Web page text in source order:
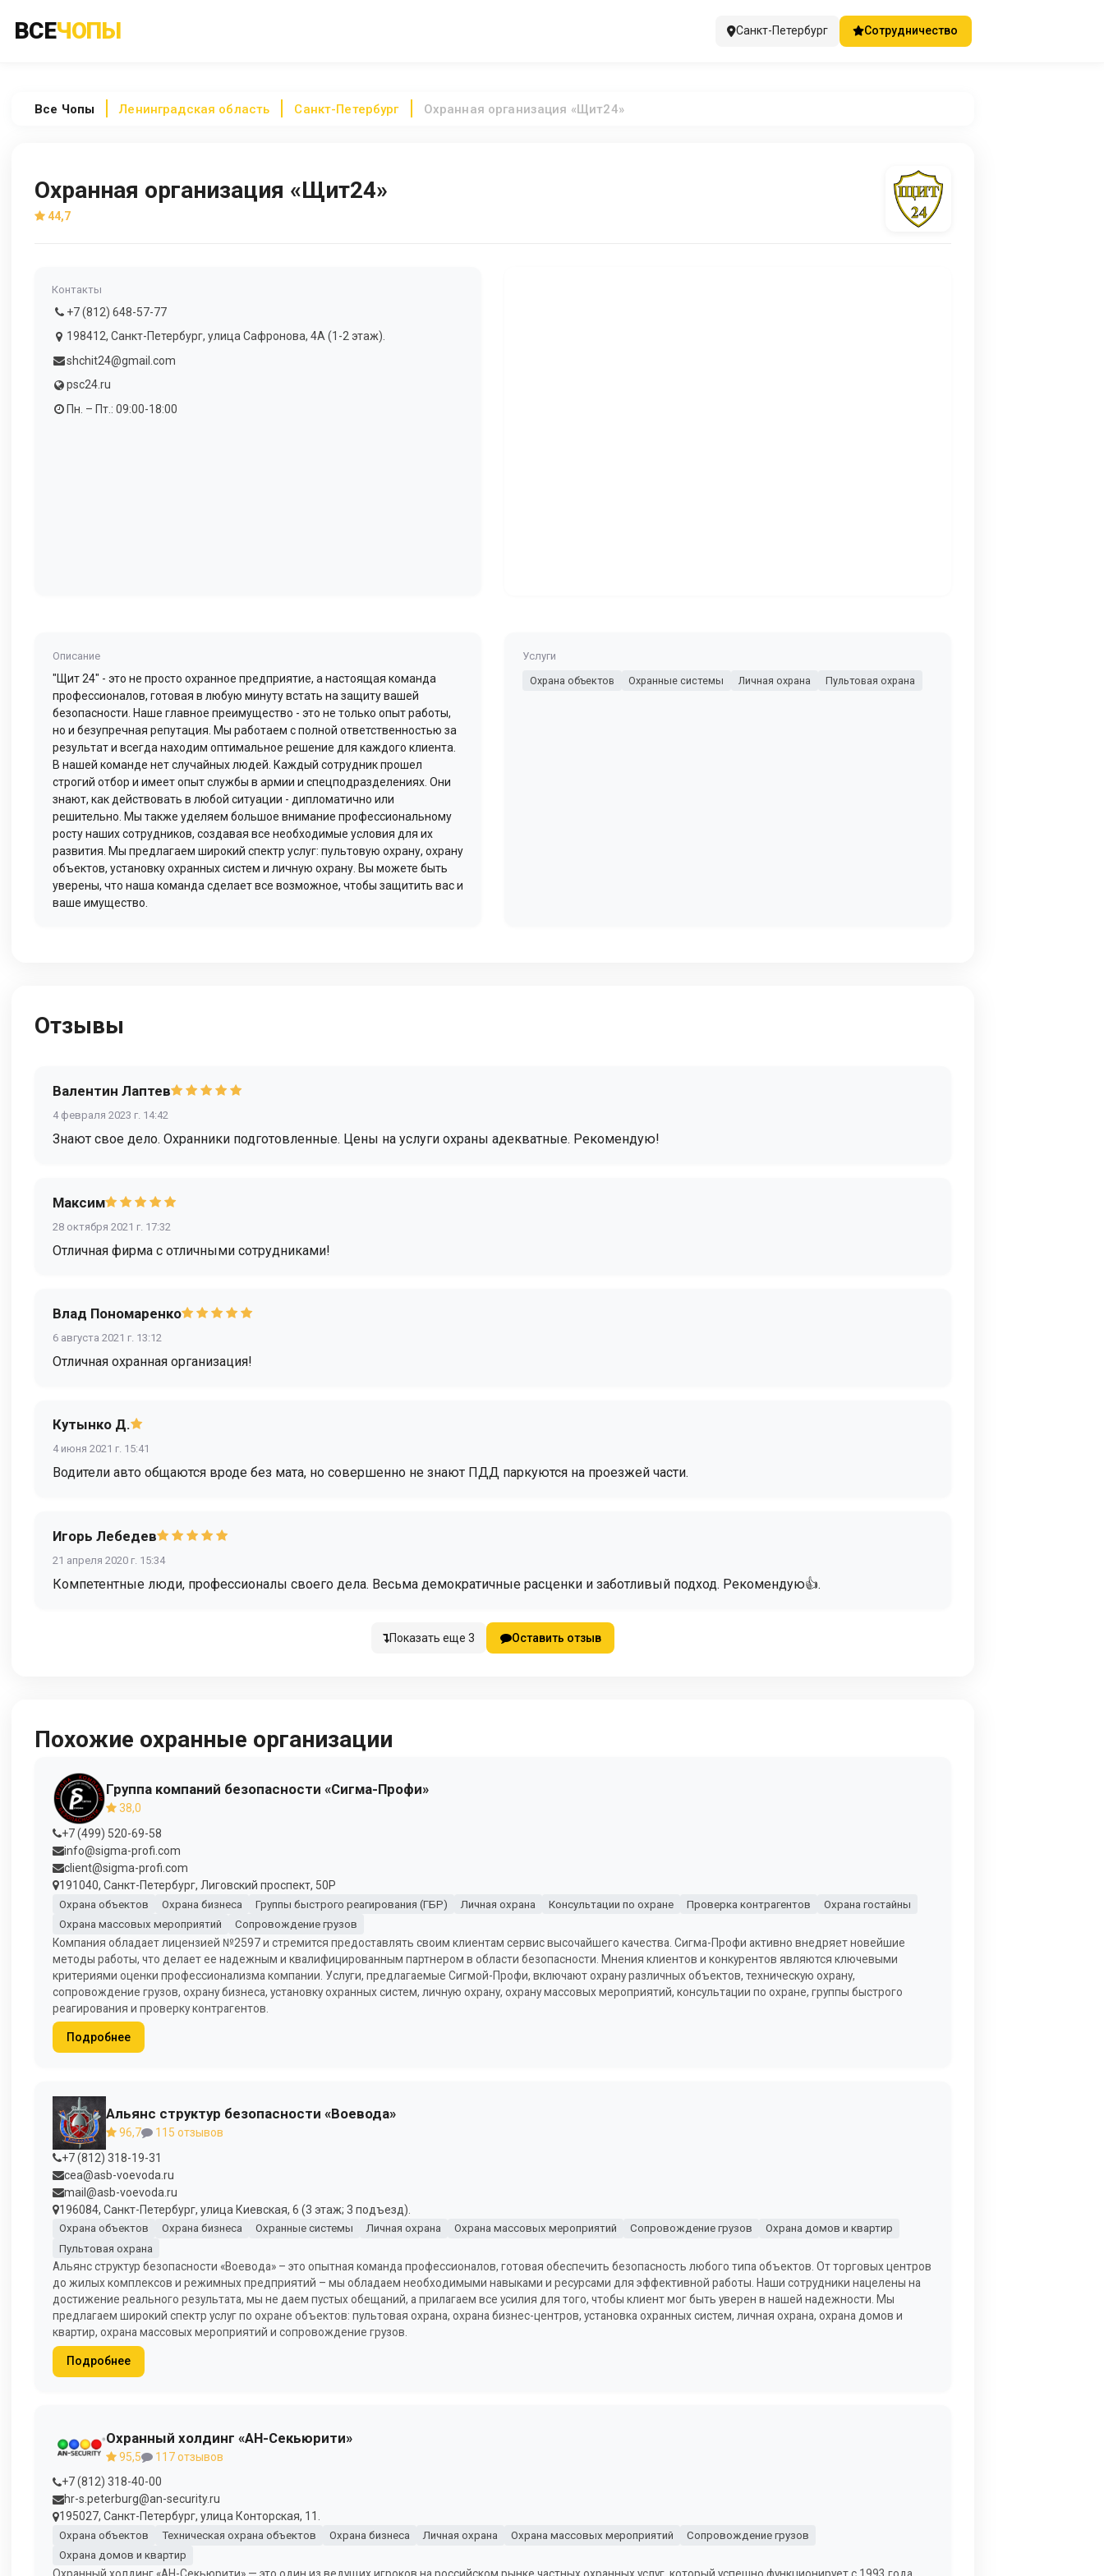
ВСЕЧОПЫ Санкт-Петербург Сотрудничество
Все Чопы Ленинградская область Санкт-Петербург Охранная организация «Щит24»
Охранная организация «Щит24»
44,7
Контакты
+7 (812) 648-57-77
198412, Санкт-Петербург, улица Сафронова, 4А (1-2 этаж).
shchit24@gmail.com
psc24.ru
Пн. – Пт.: 09:00-18:00
Описание
"Щит 24" - это не просто охранное предприятие, а настоящая команда
профессионалов, готовая в любую минуту встать на защиту вашей
безопасности. Наше главное преимущество - это не только опыт работы,
но и безупречная репутация. Мы работаем с полной ответственностью за
результат и всегда находим оптимальное решение для каждого клиента.
В нашей команде нет случайных людей. Каждый сотрудник прошел
строгий отбор и имеет опыт службы в армии и спецподразделениях. Они
знают, как действовать в любой ситуации - дипломатично или
решительно. Мы также уделяем большое внимание профессиональному
росту наших сотрудников, создавая все необходимые условия для их
развития. Мы предлагаем широкий спектр услуг: пультовую охрану, охрану
объектов, установку охранных систем и личную охрану. Вы можете быть
уверены, что наша команда сделает все возможное, чтобы защитить вас и
ваше имущество.
Услуги
Охрана объектов
Охранные системы Личная охрана Пультовая охрана
Отзывы
Валентин Лаптев
4 февраля 2023 г. 14:42
Знают свое дело. Охранники подготовленные. Цены на услуги охраны адекватные. Рекомендую!
Максим
28 октября 2021 г. 17:32
Отличная фирма с отличными сотрудниками!
Влад Пономаренко
6 августа 2021 г. 13:12
Отличная охранная организация!
Кутынко Д.
4 июня 2021 г. 15:41
Водители авто общаются вроде без мата, но совершенно не знают ПДД паркуются на проезжей части.
Игорь Лебедев
21 апреля 2020 г. 15:34
Компетентные люди, профессионалы своего дела. Весьма демократичные расценки и заботливый подход. Рекомендую👍.
Показать еще 3 Оставить отзыв
Похожие охранные организации
Группа компаний безопасности «Сигма-Профи»
38,0
+7 (499) 520-69-58
info@sigma-profi.com
client@sigma-profi.com
191040, Санкт-Петербург, Лиговский проспект, 50Р
Охрана объектов Охрана бизнеса Группы быстрого реагирования (ГБР) Личная охрана Консультации по охране Проверка контрагентов
Охрана гостайны
Охрана массовых мероприятий
Сопровождение грузов
Компания обладает лицензией №2597 и стремится предоставлять своим клиентам сервис высочайшего качества. Сигма-Профи активно внедряет новейшие
методы работы, что делает ее надежным и квалифицированным партнером в области безопасности. Мнения клиентов и конкурентов являются ключевыми
критериями оценки профессионализма компании. Услуги, предлагаемые Сигмой-Профи, включают охрану различных объектов, техническую охрану,
сопровождение грузов, охрану бизнеса, установку охранных систем, личную охрану, охрану массовых мероприятий, консультации по охране, группы быстрого
реагирования и проверку контрагентов.
Подробнее
Альянс структур безопасности «Воевода»
96,7
115 отзывов
+7 (812) 318-19-31
cea@asb-voevoda.ru
mail@asb-voevoda.ru
196084, Санкт-Петербург, улица Киевская, 6 (3 этаж; 3 подъезд).
Охрана объектов Охрана бизнеса Охранные системы Личная охрана Охрана массовых мероприятий Сопровождение грузов
Охрана домов и квартир
Пультовая охрана
Альянс структур безопасности «Воевода» – это опытная команда профессионалов, готовая обеспечить безопасность любого типа объектов. От торговых центров
до жилых комплексов и режимных предприятий – мы обладаем необходимыми навыками и ресурсами для эффективной работы. Наши сотрудники нацелены на
достижение реального результата, мы не даем пустых обещаний, а прилагаем все усилия для того, чтобы клиент мог быть уверен в нашей надежности. Мы
предлагаем широкий спектр услуг по охране объектов: пультовая охрана, охрана бизнес-центров, установка охранных систем, личная охрана, охрана домов и
квартир, охрана массовых мероприятий и сопровождение грузов.
Подробнее
Охранный холдинг «АН-Секьюрити»
95,5
117 отзывов
+7 (812) 318-40-00
hr-s.peterburg@an-security.ru
195027, Санкт-Петербург, улица Конторская, 11.
Охрана объектов Техническая охрана объектов Охрана бизнеса Личная охрана Охрана массовых мероприятий
Сопровождение грузов
Охрана домов и квартир